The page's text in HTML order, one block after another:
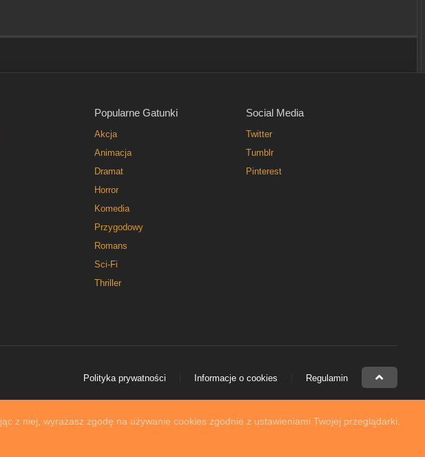
z niej, wyrażasz zgodę na używanie cookies zgodnie z ustawieniami Twojej przeglądarki.
Popularne Gatunki
Akcja
Animacja
Dramat
Horror
Komedia
Przygodowy
Romans
Sci-Fi
Thriller
Social Media
Twitter
Tumblr
Pinterest
Polityka prywatności Informacje o cookies Regulamin